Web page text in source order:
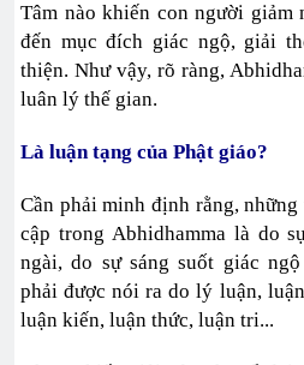
Tâm nào khiến con người giảm
đến mục đích giác ngộ, giải
thiện. Như vậy, rõ ràng,
luân lý thế gian.
Là luận tạng của Phật giáo?
Cần phải minh định rằng,
cập trong Abhidhamma là do
ngài, do sự sáng suốt giác
phải được nói ra do lý luận,
luận kiến, luận thức, luận tri...